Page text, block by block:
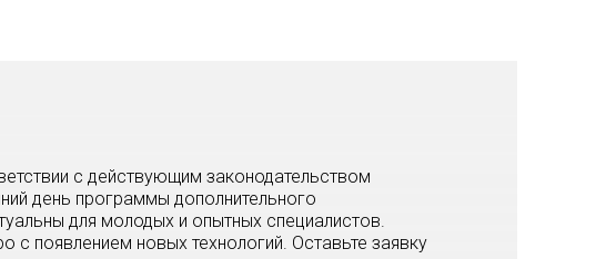
с действующим законодательством
день программы дополнительного
для молодых и опытных специалистов.
появлением новых технологий. Оставьте заявку